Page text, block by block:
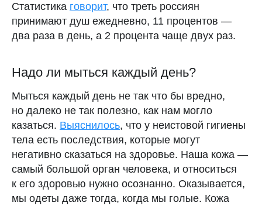
Статистика говорит, что треть россиян
принимают душ ежедневно, 11 процентов —
два раза в день, а 2 процента чаще двух раз.
Надо ли мыться каждый день?
Мыться каждый день не так что бы вредно,
но далеко не так полезно, как нам могло
казаться. Выяснилось, что у неистовой гигиены
тела есть последствия, которые могут
негативно сказаться на здоровье. Наша кожа —
самый большой орган человека, и относиться
к его здоровью нужно осознанно. Оказывается,
мы одеты даже тогда, когда мы голые. Кожа